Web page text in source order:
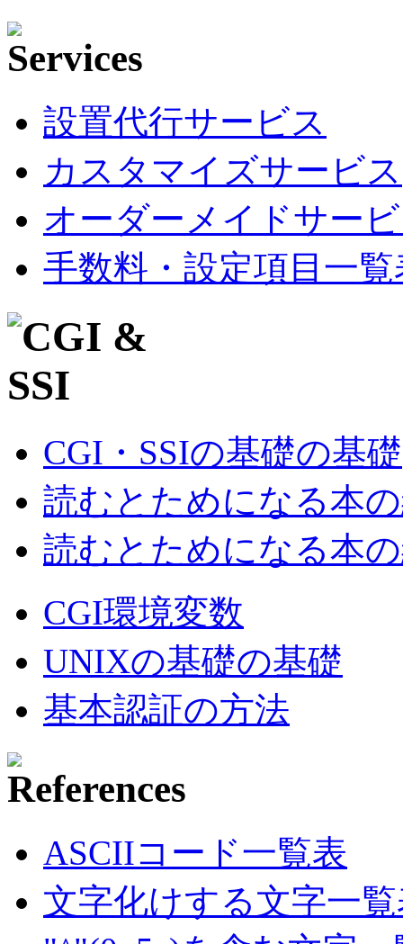
設置代行サービス
カスタマイズサービス
オーダーメイドサー
手数料・設定項目一覧
CGI・SSIの基礎の基礎
読むとためになる本
読むとためになる本
CGI環境変数
UNIXの基礎の基礎
基本認証の方法
ASCIIコード一覧表
文字化けする文字一